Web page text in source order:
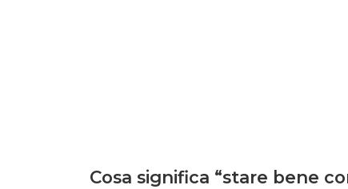
Cosa significa “stare bene